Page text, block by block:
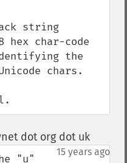
string
char-code
the
chars.
dot org dot uk¶
15 years ago
"u"